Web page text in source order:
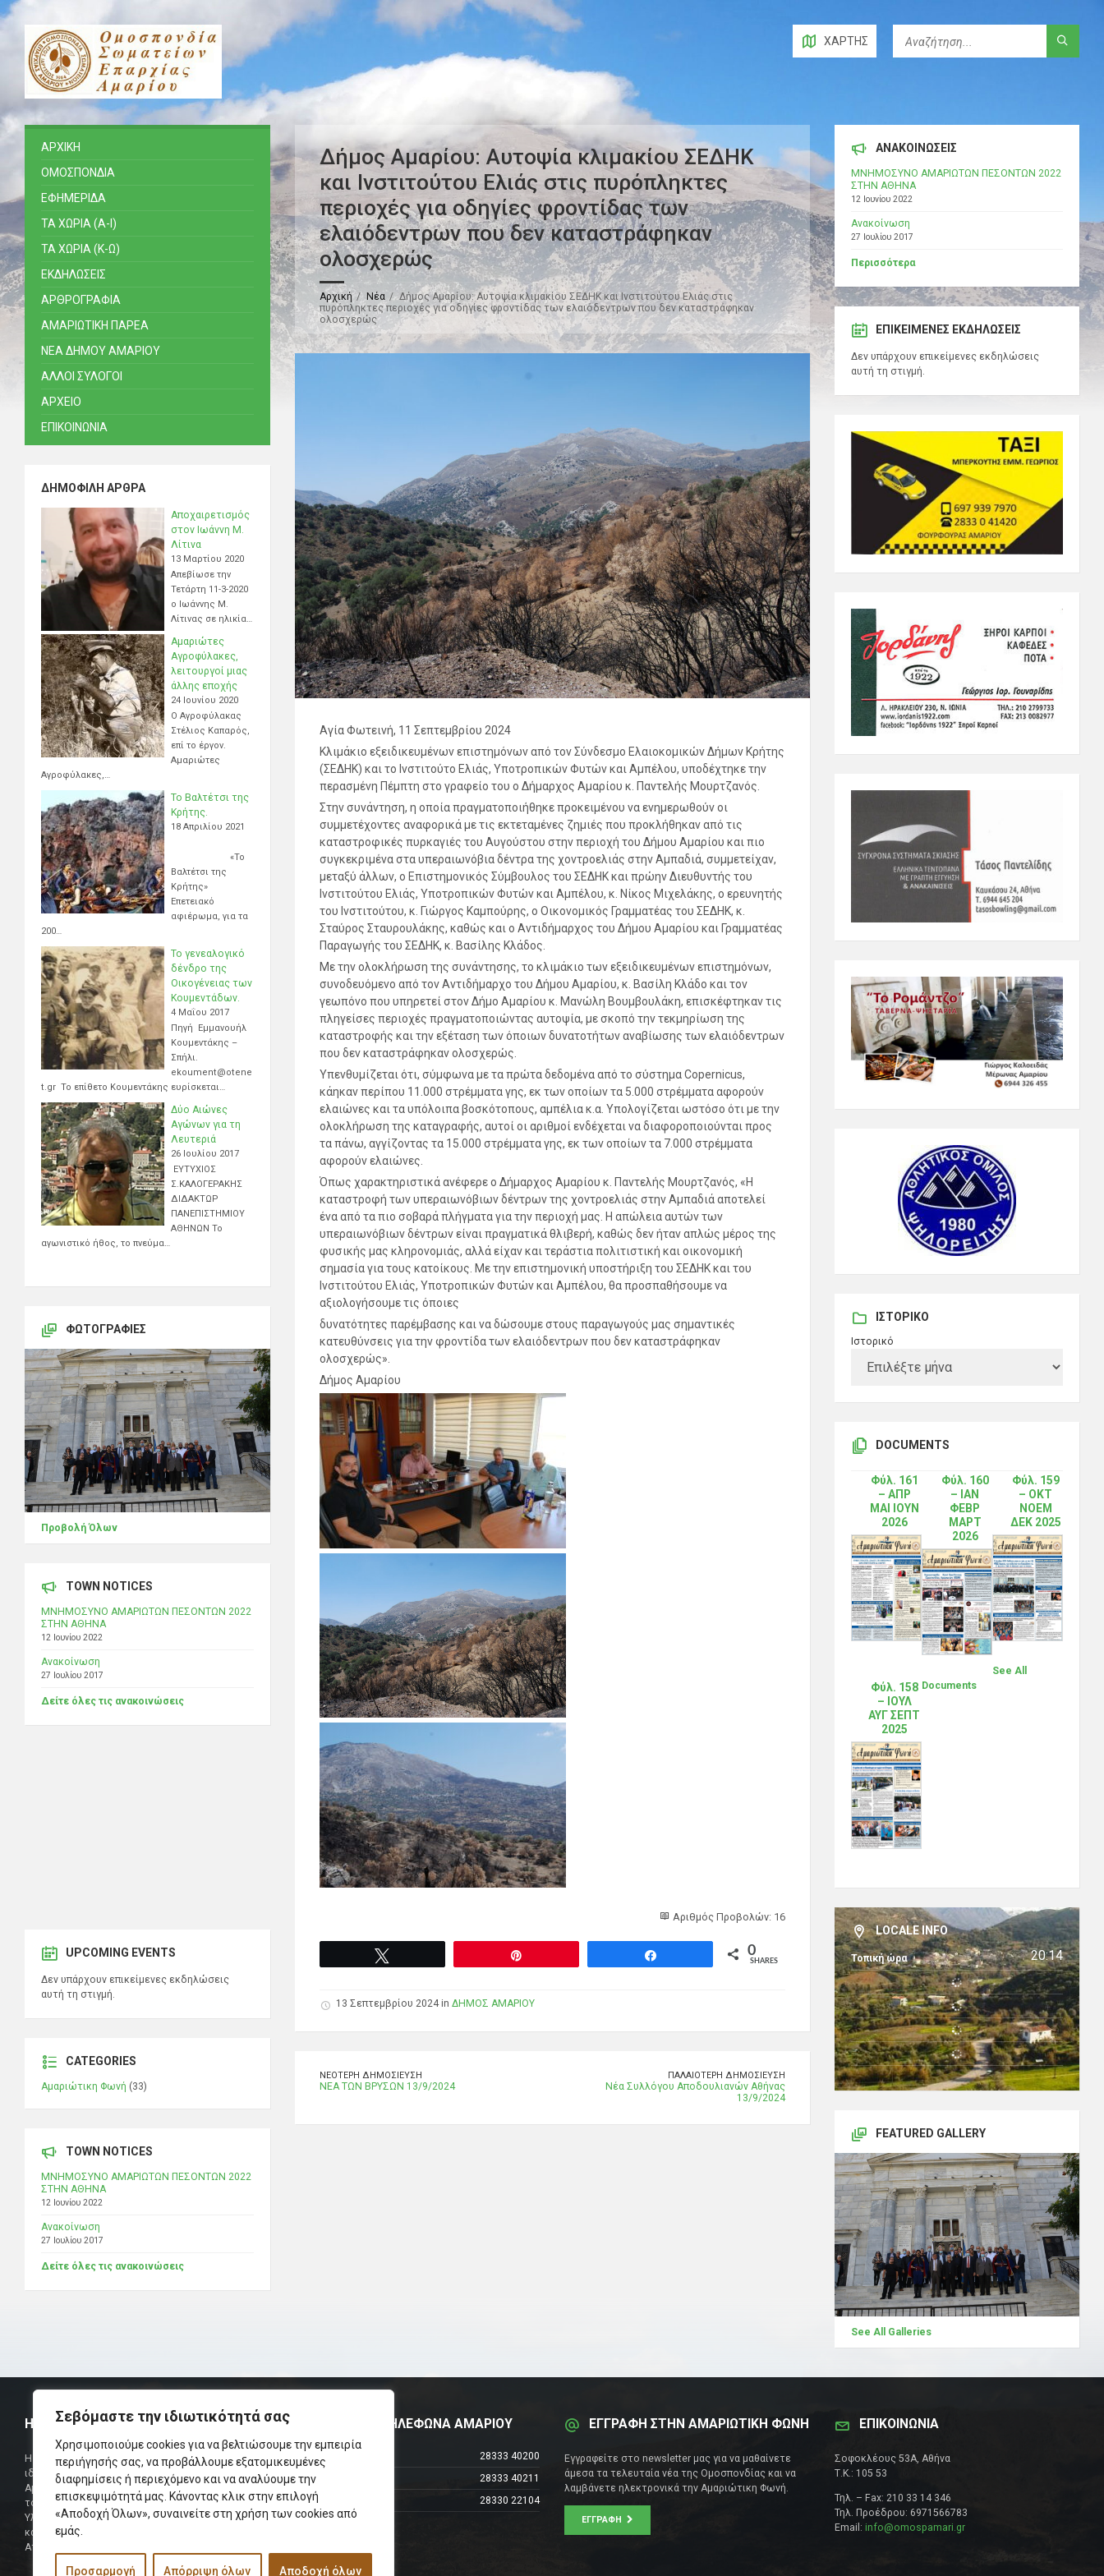
Σεβόμαστε την ιδιωτικότητά σας
Χρησιμοποιούμε cookies για να βελτιώσουμε την εμπειρία
περιήγησής σας, να προβάλλουμε εξατομικευμένες
διαφημίσεις ή περιεχόμενο και να αναλύουμε την
επισκεψιμότητά μας. Κάνοντας κλικ στην επιλογή
«Αποδοχή Όλων», συναινείτε στη χρήση των cookies από
εμάς.
Προσαρμογή Απόρριψη όλων Αποδοχή όλων
ΧΆΡΤΗΣ
Δήμος Αμαρίου: Αυτοψία κλιμακίου ΣΕΔΗΚ
και Ινστιτούτου Ελιάς στις πυρόπληκτες
περιοχές για οδηγίες φροντίδας των
ελαιόδεντρων που δεν καταστράφηκαν
ολοσχερώς
Αρχική Νέα
Δήμος Αμαρίου: Αυτοψία κλιμακίου ΣΕΔΗΚ και Ινστιτούτου Ελιάς στις
πυρόπληκτες περιοχές για οδηγίες φροντίδας των ελαιόδεντρων που δεν καταστράφηκαν
ολοσχερώς
Αγία Φωτεινή, 11 Σεπτεμβρίου 2024
Κλιμάκιο εξειδικευμένων επιστημόνων από τον Σύνδεσμο Ελαιοκομικών Δήμων Κρήτης
(ΣΕΔΗΚ) και το Ινστιτούτο Ελιάς, Υποτροπικών Φυτών και Αμπέλου, υποδέχτηκε την
περασμένη Πέμπτη στο γραφείο του ο Δήμαρχος Αμαρίου κ. Παντελής Μουρτζανός.
Στην συνάντηση, η οποία πραγματοποιήθηκε προκειμένου να ενημερωθούν οι
συμμετέχοντες αναφορικά με τις εκτεταμένες ζημιές που προκλήθηκαν από τις
καταστροφικές πυρκαγιές του Αυγούστου στην περιοχή του Δήμου Αμαρίου και πιο
συγκεκριμένα στα υπεραιωνόβια δέντρα της χοντροελιάς στην Αμπαδιά, συμμετείχαν,
μεταξύ άλλων, ο Επιστημονικός Σύμβουλος του ΣΕΔΗΚ και πρώην Διευθυντής του
Ινστιτούτου Ελιάς, Υποτροπικών Φυτών και Αμπέλου, κ. Νίκος Μιχελάκης, ο ερευνητής
του Ινστιτούτου, κ. Γιώργος Καμπούρης, ο Οικονομικός Γραμματέας του ΣΕΔΗΚ, κ.
Σταύρος Σταυρουλάκης, καθώς και ο Αντιδήμαρχος του Δήμου Αμαρίου και Γραμματέας
Παραγωγής του ΣΕΔΗΚ, κ. Βασίλης Κλάδος.
Με την ολοκλήρωση της συνάντησης, το κλιμάκιο των εξειδικευμένων επιστημόνων,
συνοδευόμενο από τον Αντιδήμαρχο του Δήμου Αμαρίου, κ. Βασίλη Κλάδο και τον
γεωπόνο που υπηρετεί στον Δήμο Αμαρίου κ. Μανώλη Βουμβουλάκη, επισκέφτηκαν τις
πληγείσες περιοχές πραγματοποιώντας αυτοψία, με σκοπό την τεκμηρίωση της
καταστροφής και την εξέταση των όποιων δυνατοτήτων αναβίωσης των ελαιόδεντρων
που δεν καταστράφηκαν ολοσχερώς.
Υπενθυμίζεται ότι, σύμφωνα με τα πρώτα δεδομένα από το σύστημα Copernicus,
κάηκαν περίπου 11.000 στρέμματα γης, εκ των οποίων τα 5.000 στρέμματα αφορούν
ελαιώνες και τα υπόλοιπα βοσκότοπους, αμπέλια κ.α. Υπολογίζεται ωστόσο ότι με την
ολοκλήρωση της καταγραφής, αυτοί οι αριθμοί ενδέχεται να διαφοροποιούνται προς
τα πάνω, αγγίζοντας τα 15.000 στρέμματα γης, εκ των οποίων τα 7.000 στρέμματα
αφορούν ελαιώνες.
Όπως χαρακτηριστικά ανέφερε ο Δήμαρχος Αμαρίου κ. Παντελής Μουρτζανός, «Η
καταστροφή των υπεραιωνόβιων δέντρων της χοντροελιάς στην Αμπαδιά αποτελεί
ένα από τα πιο σοβαρά πλήγματα για την περιοχή μας. Η απώλεια αυτών των
υπεραιωνόβιων δέντρων είναι πραγματικά θλιβερή, καθώς δεν ήταν απλώς μέρος της
φυσικής μας κληρονομιάς, αλλά είχαν και τεράστια πολιτιστική και οικονομική
σημασία για τους κατοίκους. Με την επιστημονική υποστήριξη του ΣΕΔΗΚ και του
Ινστιτούτου Ελιάς, Υποτροπικών Φυτών και Αμπέλου, θα προσπαθήσουμε να
αξιολογήσουμε τις όποιες
δυνατότητες παρέμβασης και να δώσουμε στους παραγωγούς μας σημαντικές
κατευθύνσεις για την φροντίδα των ελαιόδεντρων που δεν καταστράφηκαν
ολοσχερώς».
Δήμος Αμαρίου
Αριθμός Προβολών: 16
0
SHARES
13 Σεπτεμβρίου 2024 in ΔΗΜΟΣ ΑΜΑΡΙΟΥ
ΝΕΌΤΕΡΗ ΔΗΜΟΣΊΕΥΣΗ
ΝΕΑ ΤΩΝ ΒΡΥΣΩΝ 13/9/2024
ΠΑΛΑΙΌΤΕΡΗ ΔΗΜΟΣΊΕΥΣΗ
Νέα Συλλόγου Αποδουλιανών Αθήνας
13/9/2024
ΑΡΧΙΚΗ
ΟΜΟΣΠΟΝΔΙΑ
ΕΦΗΜΕΡΙΔΑ
ΤΑ ΧΩΡΙΑ (Α-Ι)
ΤΑ ΧΩΡΙΑ (Κ-Ω)
ΕΚΔΗΛΩΣΕΙΣ
ΑΡΘΡΟΓΡΑΦΙΑ
ΑΜΑΡΙΩΤΙΚΗ ΠΑΡΕΑ
ΝΕΑ ΔΗΜΟΥ ΑΜΑΡΙΟΥ
ΑΛΛΟΙ ΣΥΛΟΓΟΙ
ΑΡΧΕΙΟ
ΕΠΙΚΟΙΝΩΝΙΑ
ΔΗΜΟΦΙΛΉ ΆΡΘΡΑ
Αποχαιρετισμός
στον Ιωάννη Μ.
Λίτινα
13 Μαρτίου 2020
Απεβίωσε την
Τετάρτη 11-3-2020
ο Ιωάννης Μ.
Λίτινας σε ηλικία…
Αμαριώτες
Αγροφύλακες,
λειτουργοί μιας
άλλης εποχής
24 Ιουνίου 2020
Ο Αγροφύλακας
Στέλιος Καπαρός,
επί το έργον.
Αμαριώτες
Αγροφύλακες,…
Το Βαλτέτσι της
Κρήτης.
18 Απριλίου 2021
«Το
Βαλτέτσι της
Κρήτης»
Επετειακό
αφιέρωμα, για τα
200…
Το γενεαλογικό
δένδρο της
Οικογένειας των
Κουμεντάδων.
4 Μαΐου 2017
Πηγή Εμμανουήλ
Κουμεντάκης –
Σπήλι.
ekoument@otene
t.gr Το επίθετο Κουμεντάκης ευρίσκεται…
Δύο Αιώνες
Αγώνων για τη
Λευτεριά
26 Ιουλίου 2017
ΕΥΤΥΧΙΟΣ
Σ.ΚΑΛΟΓΕΡΑΚΗΣ
ΔΙΔΑΚΤΩΡ
ΠΑΝΕΠΙΣΤΗΜΙΟΥ
ΑΘΗΝΩΝ Το
αγωνιστικό ήθος, το πνεύμα…
ΦΩΤΟΓΡΑΦΊΕΣ
Προβολή Όλων
TOWN NOTICES
ΜΝΗΜΟΣΥΝΟ ΑΜΑΡΙΩΤΩΝ ΠΕΣΟΝΤΩΝ 2022
ΣΤΗΝ ΑΘΗΝΑ
12 Ιουνίου 2022
Ανακοίνωση
27 Ιουλίου 2017
Δείτε όλες τις ανακοινώσεις
UPCOMING EVENTS
Δεν υπάρχουν επικείμενες εκδηλώσεις
αυτή τη στιγμή.
CATEGORIES
Αμαριώτικη Φωνή (33)
TOWN NOTICES
ΜΝΗΜΟΣΥΝΟ ΑΜΑΡΙΩΤΩΝ ΠΕΣΟΝΤΩΝ 2022
ΣΤΗΝ ΑΘΗΝΑ
12 Ιουνίου 2022
Ανακοίνωση
27 Ιουλίου 2017
Δείτε όλες τις ανακοινώσεις
ΑΝΑΚΟΙΝΩΣΕΙΣ
ΜΝΗΜΟΣΥΝΟ ΑΜΑΡΙΩΤΩΝ ΠΕΣΟΝΤΩΝ 2022
ΣΤΗΝ ΑΘΗΝΑ
12 Ιουνίου 2022
Ανακοίνωση
27 Ιουλίου 2017
Περισσότερα
ΕΠΙΚΕΊΜΕΝΕΣ ΕΚΔΗΛΏΣΕΙΣ
Δεν υπάρχουν επικείμενες εκδηλώσεις
αυτή τη στιγμή.
ΙΣΤΟΡΙΚΌ
Ιστορικό
DOCUMENTS
Φύλ. 161
– ΑΠΡ
ΜΑΙ ΙΟΥΝ
2026
Φύλ. 160
– ΙΑΝ
ΦΕΒΡ
ΜΑΡΤ
2026
Φύλ. 159
– ΟΚΤ
ΝΟΕΜ
ΔΕΚ 2025
Φύλ. 158
– ΙΟΥΛ
ΑΥΓ ΣΕΠΤ
2025
See All
Documents
LOCALE INFO
Τοπική ώρα 20:14
FEATURED GALLERY
See All Galleries
Η ΟΜΟΣΠΟΝΔΙΑ
Η Ομοσπονδία Σωματείων Επαρχίας Αμαρίου
ιδρύθηκε και πήρε τη θέση της Ένωσης
Αμαριωτών, που λειτουργούσε από το 1966 μέχρι
το 1984.
Υλοποιήθηκε σε συνεργασία των μελών του Δ.Σ
και των Δ.Σ των Αμαριώτικων Σωματείων της
Αττικής.
ΧΡΗΣΙΜΑ ΤΗΛΕΦΩΝΑ ΑΜΑΡΙΟΥ
Τηλεφωνικό Κέντρο
28333 40200
Δήμαρχος
28333 40211
Φαξ
28330 22104
ΕΓΓΡΑΦΗ ΣΤΗΝ ΑΜΑΡΙΩΤΙΚΗ ΦΩΝΗ
Εγγραφείτε στο newsletter μας για να μαθαίνετε
άμεσα τα τελευταία νέα της Ομοσπονδίας και να
λαμβάνετε ηλεκτρονικά την Αμαριώτικη Φωνή.
ΕΓΓΡΑΦΉ
ΕΠΙΚΟΙΝΩΝΊΑ
Σοφοκλέους 53Α, Αθήνα
Τ.Κ.: 105 53
Τηλ. – Fax: 210 33 14 346
Τηλ. Προέδρου: 6971566783
Email: info@omospamari.gr